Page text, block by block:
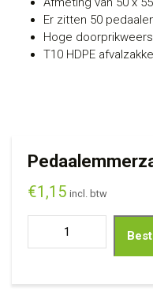
Er zitten 50
Hoge
T10 HDPE
€1,15 incl. btw